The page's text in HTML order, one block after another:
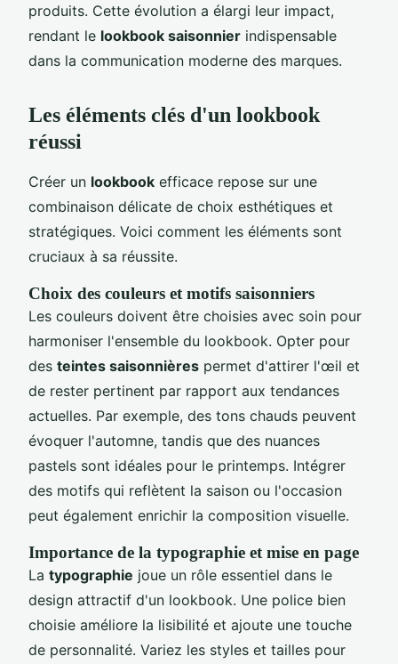
produits. Cette évolution a élargi leur impact,
rendant le lookbook saisonnier indispensable
dans la communication moderne des marques.
Les éléments clés d'un lookbook
réussi
Créer un lookbook efficace repose sur une
combinaison délicate de choix esthétiques et
stratégiques. Voici comment les éléments sont
cruciaux à sa réussite.
Choix des couleurs et motifs saisonniers
Les couleurs doivent être choisies avec soin pour
harmoniser l'ensemble du lookbook. Opter pour
des teintes saisonnières permet d'attirer l'œil et
de rester pertinent par rapport aux tendances
actuelles. Par exemple, des tons chauds peuvent
évoquer l'automne, tandis que des nuances
pastels sont idéales pour le printemps. Intégrer
des motifs qui reflètent la saison ou l'occasion
peut également enrichir la composition visuelle.
Importance de la typographie et mise en page
La typographie joue un rôle essentiel dans le
design attractif d'un lookbook. Une police bien
choisie améliore la lisibilité et ajoute une touche
de personnalité. Variez les styles et tailles pour